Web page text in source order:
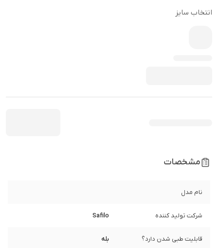
انتخاب سایز
مشخصات
نام مدل
شرکت تولید کننده Safilo
قابلیت طبی شدن دارد؟ بله